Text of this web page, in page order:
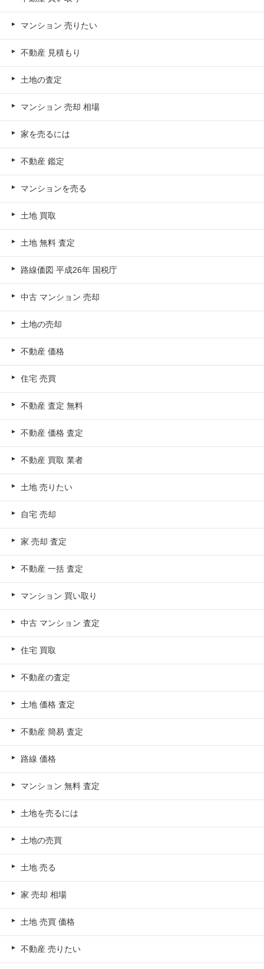
マンション 売りたい
不動産 見積もり
土地の査定
マンション 売却 相場
家を売るには
不動産 鑑定
マンションを売る
土地 買取
土地 無料 査定
路線価図 平成26年 国税庁
中古 マンション 売却
土地の売却
不動産 価格
住宅 売買
不動産 査定 無料
不動産 価格 査定
不動産 買取 業者
土地 売りたい
自宅 売却
家 売却 査定
不動産 一括 査定
マンション 買い取り
中古 マンション 査定
住宅 買取
不動産の査定
土地 価格 査定
不動産 簡易 査定
路線 価格
マンション 無料 査定
土地を売るには
土地の売買
土地 売る
家 売却 相場
土地 売買 価格
不動産 売りたい